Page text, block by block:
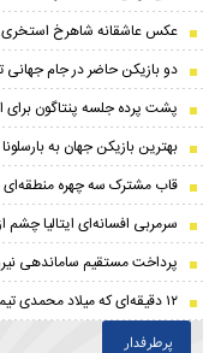
عکس عاشقانه شاهرخ
دو بازیکن حاضر در جام جهانی
پشت پرده جلسه پنتاگون برای
بهترین بازیکن جهان به
قاب مشترک سه چهره منطقه‌ای
سرمربی افسانه‌ای ایتالیا
پرداخت مستقیم ساماندهی
۱۲ دقیقه‌ای که میلاد محمدی تیمش را ناک‌اوت کرد!
پرطرفدار